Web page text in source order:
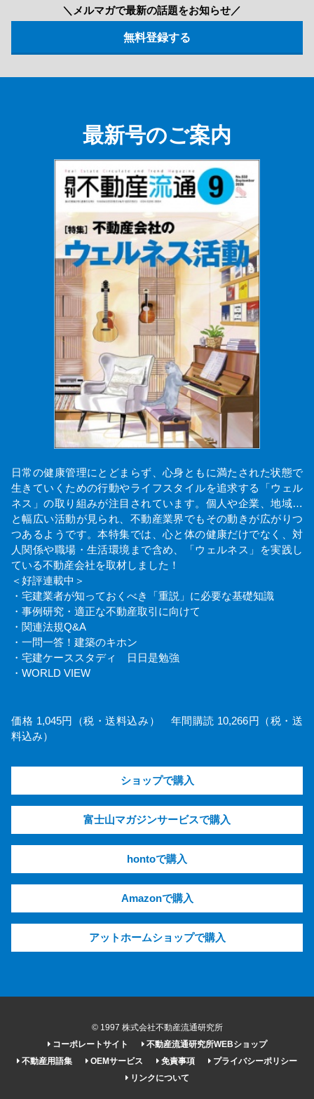
＼メルマガで最新の話題をお知らせ／
最新号のご案内
日常の健康管理にとどまらず、心身ともに満たされた状態で
生きていくための行動やライフスタイルを追求する「ウェル
ネス」の取り組みが注目されています。個人や企業、地域…
と幅広い活動が見られ、不動産業界でもその動きが広がりつ
つあるようです。本特集では、心と体の健康だけでなく、対
人関係や職場・生活環境まで含め、「ウェルネス」を実践し
ている不動産会社を取材しました！
＜好評連載中＞
・宅建業者が知っておくべき「重説」に必要な基礎知識
・事例研究・適正な不動産取引に向けて
・関連法規Q&A
・一問一答！建築のキホン
・宅建ケーススタディ 日日是勉強
・WORLD VIEW
価格 1,045円（税・送料込み） 年間購読 10,266円（税・送
料込み）
ショップで購入
富士山マガジンサービスで購入
hontoで購入
Amazonで購入
アットホームショップで購入
© 1997 株式会社不動産流通研究所
コーポレートサイト
不動産流通研究所WEBショップ
不動産用語集
OEMサービス 免責事項
プライバシーポリシー
リンクについて